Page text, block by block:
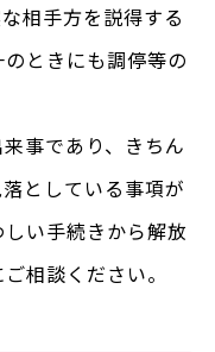
相手方を説得する
ときにも調停等の
事であり、きちん
としている事項が
い手続きから解放
相談ください。